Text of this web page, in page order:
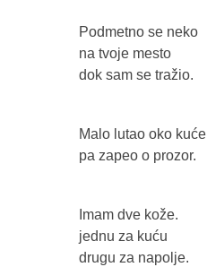
Podmetno se neko
na tvoje mesto
dok sam se tražio.
Malo lutao oko kuće
pa zapeo o prozor.
Imam dve kože.
jednu za kuću
drugu za napolje.